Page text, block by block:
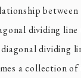
dividing
dividing
a collection